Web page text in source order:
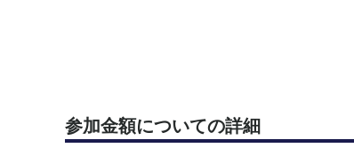
参加金額についての詳細